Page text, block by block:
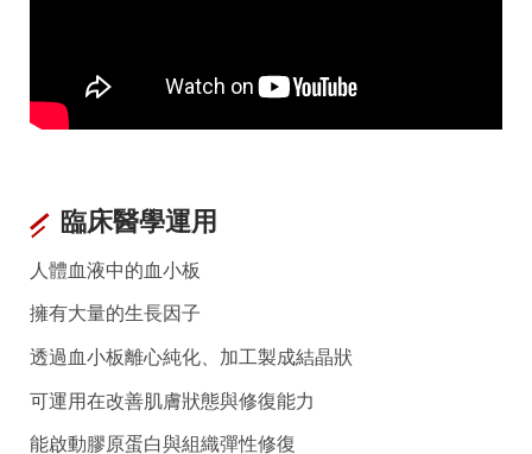
臨床醫學運用
人體血液中的血小板
擁有大量的生長因子
透過血小板離心純化、加工製成結晶狀
可運用在改善肌膚狀態與修復能力
能啟動膠原蛋白與組織彈性修復